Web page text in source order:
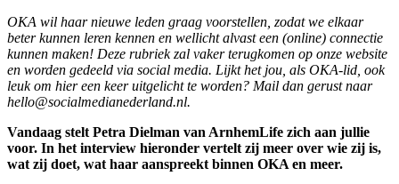
OKA wil haar nieuwe leden graag voorstellen, zodat we elkaar
beter kunnen leren kennen en wellicht alvast een (online) connectie
kunnen maken! Deze rubriek zal vaker terugkomen op onze website
en worden gedeeld via social media. Lijkt het jou, als OKA-lid, ook
leuk om hier een keer uitgelicht te worden? Mail dan gerust naar
hello@socialmedianederland.nl.
Vandaag stelt Petra Dielman van ArnhemLife zich aan jullie
voor. In het interview hieronder vertelt zij meer over wie zij is,
wat zij doet, wat haar aanspreekt binnen OKA en meer.